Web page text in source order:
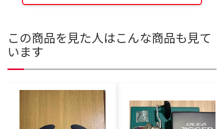
この商品を見た人はこんな商品も見て
います